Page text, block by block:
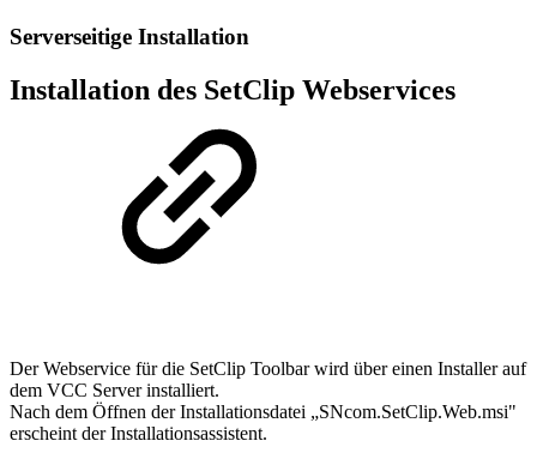
Serverseitige Installation
Installation des SetClip Webservices
Der Webservice für die SetClip Toolbar wird über einen Installer auf
dem VCC Server installiert.
Nach dem Öffnen der Installationsdatei „SNcom.SetClip.Web.msi"
erscheint der Installationsassistent.